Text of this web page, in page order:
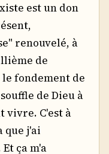
est un don
renouvelé, à
de
le fondement de
de Dieu à
vivre. C'est à
que j'ai
ça m'a